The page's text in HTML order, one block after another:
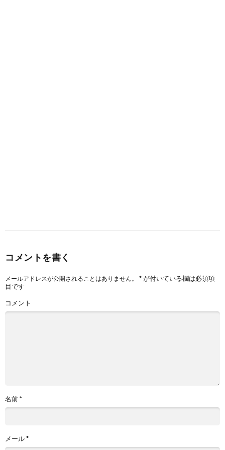
コメントを書く
メールアドレスが公開されることはありません。 *が付いている欄は必須項
目です
コメント
名前*
メール*